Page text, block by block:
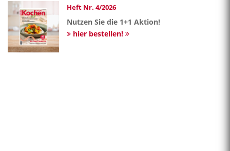
Heft Nr. 4/2026
Nutzen Sie die 1+1 Aktion!
hier bestellen!